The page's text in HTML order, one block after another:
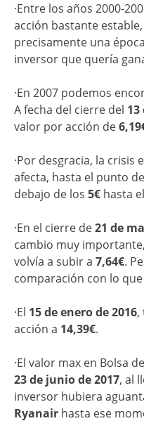
·Entre los años 2000-
acción bastante
precisamente una
inversor que quería
·En 2007 podemos
A fecha del cierre del 13
valor por acción de
·Por desgracia, la
afecta, hasta el punto
debajo de los 5€ hasta
·En el cierre de21 de
cambio muy
volvía a subir a 7,64€.
comparación con lo
·El 15 de enero de 2016,
acción a 14,39€.
·El valor max en Bolsa
23 de junio de 2017, al
inversor hubiera
Ryanair hasta ese